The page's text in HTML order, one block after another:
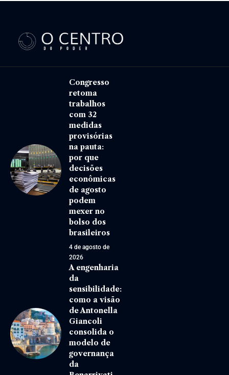
Congresso
retoma
trabalhos
com 32
medidas
provisórias
na pauta:
por que
decisões
econômicas
de agosto
podem
mexer no
bolso dos
brasileiros
4 de agosto de
2026
A engenharia
da
sensibilidade:
como a visão
de Antonella
Giancoli
consolida o
modelo de
governança
da